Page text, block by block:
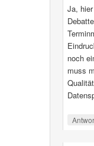
Ja,
noch
muss